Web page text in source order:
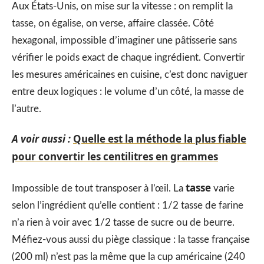
Aux États-Unis, on mise sur la vitesse : on remplit la
tasse, on égalise, on verse, affaire classée. Côté
hexagonal, impossible d’imaginer une pâtisserie sans
vérifier le poids exact de chaque ingrédient. Convertir
les mesures américaines en cuisine, c’est donc naviguer
entre deux logiques : le volume d’un côté, la masse de
l’autre.
A voir aussi : Quelle est la méthode la plus fiable
pour convertir les centilitres en grammes
Impossible de tout transposer à l’œil. La tasse varie
selon l’ingrédient qu’elle contient : 1/2 tasse de farine
n’a rien à voir avec 1/2 tasse de sucre ou de beurre.
Méfiez-vous aussi du piège classique : la tasse française
(200 ml) n’est pas la même que la cup américaine (240